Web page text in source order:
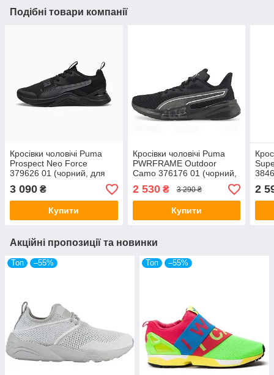
Подібні товари компанії
Кросівки чоловічі Puma
Prospect Neo Force
379626 01 (чорний, для
текстиль, пума)
3 090 ₴
Купити
Кросівки чоловічі Puma
PWRFRAME Outdoor
Camo 376176 01 (чорний,
повсякденні, текстиль,
пума)
2 530₴ 3 290 ₴
Купити
2
Акційні пропозиції та новинки
Топ –55% Топ –55%